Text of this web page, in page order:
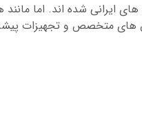
ایرانی شده اند. اما مانند
های متخصص و تجهیزات